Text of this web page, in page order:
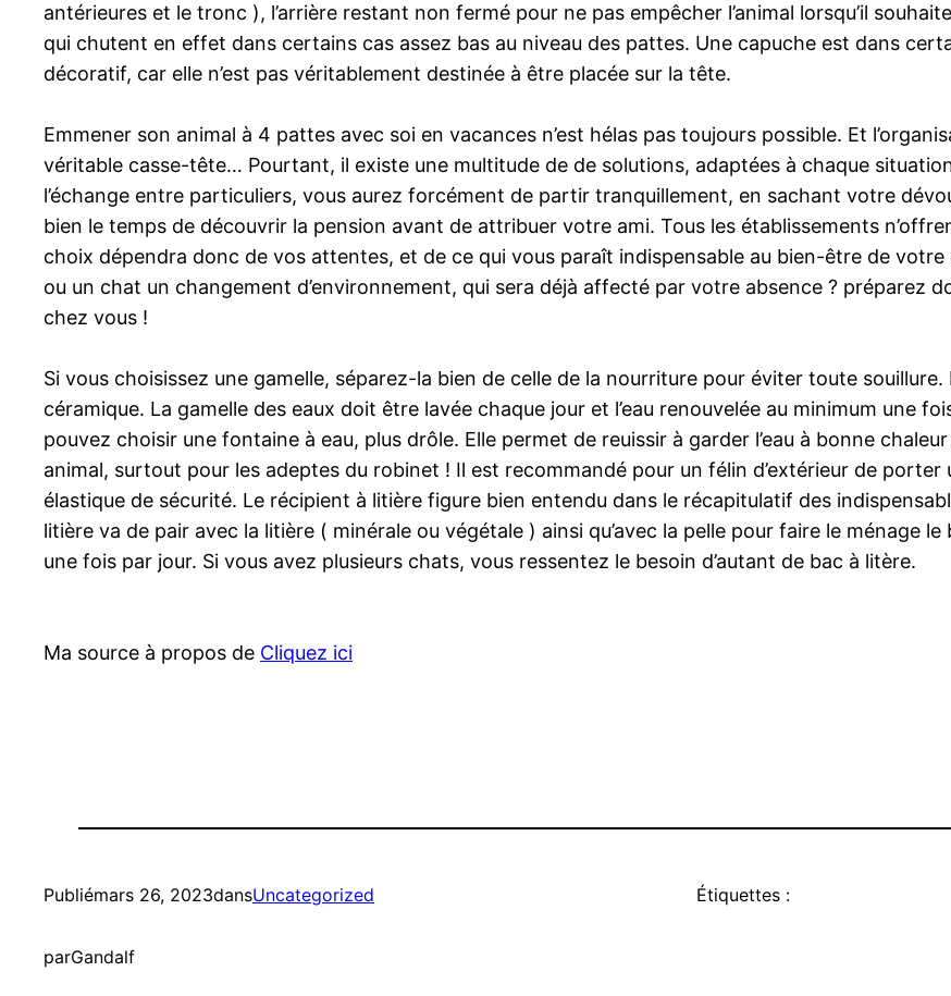
antérieures et le tronc ), l’arrière restant non fermé pour ne pas empêcher l’animal lorsqu’il
qui chutent en effet dans certains cas assez bas au niveau des pattes. Une capuche est dans
décoratif, car elle n’est pas véritablement destinée à être placée sur la tête.
Emmener son animal à 4 pattes avec soi en vacances n’est hélas pas toujours possible. Et
véritable casse-tête… Pourtant, il existe une multitude de de solutions, adaptées à chaque
l’échange entre particuliers, vous aurez forcément de partir tranquillement, en sachant votre
bien le temps de découvrir la pension avant de attribuer votre ami. Tous les établissements
choix dépendra donc de vos attentes, et de ce qui vous paraît indispensable au bien-être de
ou un chat un changement d’environnement, qui sera déjà affecté par votre absence ? préparez
chez vous !
Si vous choisissez une gamelle, séparez-la bien de celle de la nourriture pour éviter toute
céramique. La gamelle des eaux doit être lavée chaque jour et l’eau renouvelée au minimum une
pouvez choisir une fontaine à eau, plus drôle. Elle permet de reuissir à garder l’eau à bonne
animal, surtout pour les adeptes du robinet ! Il est recommandé pour un félin d’extérieur de porter
élastique de sécurité. Le récipient à litière figure bien entendu dans le récapitulatif des
litière va de pair avec la litière ( minérale ou végétale ) ainsi qu’avec la pelle pour faire le ménage
une fois par jour. Si vous avez plusieurs chats, vous ressentez le besoin d’autant de bac à litère.
Ma source à propos de Cliquez ici
Publiémars 26, 2023dansUncategorized
parGandalf
Étiquettes :